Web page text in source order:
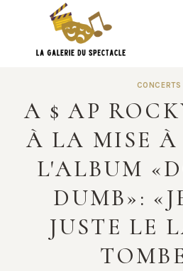
content
CONCERTS
A $ AP
À LA MISE À
L'ALBUM
DUMB»:
JUSTE LE